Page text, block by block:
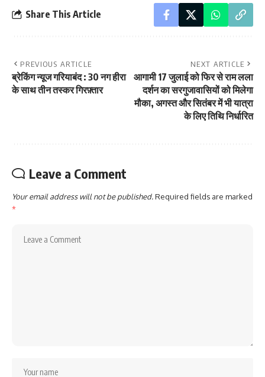
Share This Article
PREVIOUS ARTICLE
ब्रेकिंग न्यूज गरियाबंद : 30 नग हीरा
के साथ तीन तस्कर गिरफ़्तार
NEXT ARTICLE
आगामी 17 जुलाई को फिर से राम लला
दर्शन का सरगुजावासियों को मिलेगा
मौका, अगस्त और सितंबर में भी यात्रा
के लिए तिथि निर्धारित
Leave a Comment
Your email address will not be published.Required fields are marked
*